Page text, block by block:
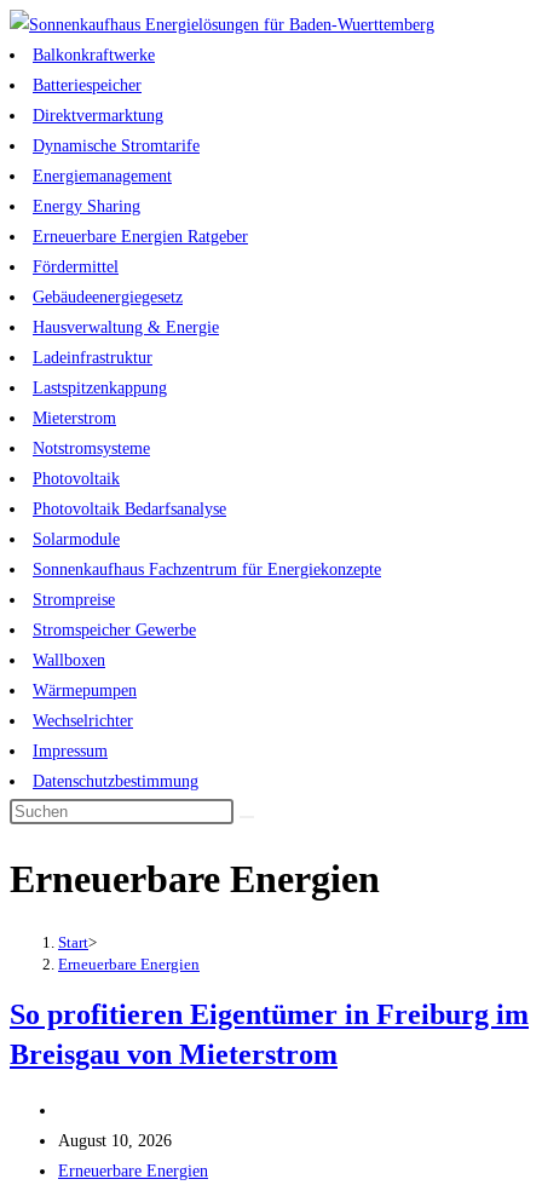
Zum
Inhalt
springen
Balkonkraftwerke
Batteriespeicher
Direktvermarktung
Dynamische Stromtarife
Energiemanagement
Energy Sharing
Erneuerbare Energien Ratgeber
Fördermittel
Gebäudeenergiegesetz
Hausverwaltung & Energie
Ladeinfrastruktur
Lastspitzenkappung
Mieterstrom
Notstromsysteme
Photovoltaik
Photovoltaik Bedarfsanalyse
Solarmodule
Sonnenkaufhaus Fachzentrum für Energiekonzepte
Strompreise
Stromspeicher Gewerbe
Wallboxen
Wärmepumpen
Wechselrichter
Impressum
Datenschutzbestimmung
Diese
durchsuchen
Erneuerbare Energien
Start>
Erneuerbare Energien
So profitieren Eigentümer in Freiburg im
Breisgau von Mieterstrom
Autor:
Beitrag
veröffentlicht:
August 10, 2026
Beitrags-
Erneuerbare Energien